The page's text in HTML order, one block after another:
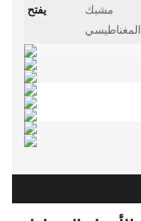
يفتح
مشبك
المغناطيسي